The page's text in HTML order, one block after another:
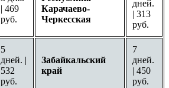
| 469
руб.
Карачаево-
Черкесская
дней.
| 313
руб.
5
дней. |
532
руб.
Забайкальский
край
7
дней.
| 450
руб.